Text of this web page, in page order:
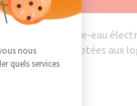
chauffe-eau
solutions adaptées aux
:
nous
quels services